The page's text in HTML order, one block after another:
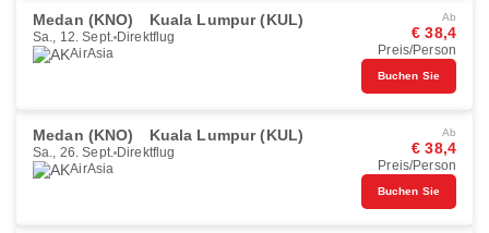
Medan (KNO) Kuala Lumpur (KUL)
Sa., 12. Sept. Direktflug
AirAsia
Ab
€ 38,4
Preis/Person
Buchen Sie
Medan (KNO) Kuala Lumpur (KUL)
Sa., 26. Sept. Direktflug
AirAsia
Ab
€ 38,4
Preis/Person
Buchen Sie